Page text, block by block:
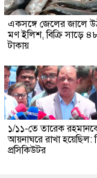
একসঙ্গে জেলের জালে
মণ ইলিশ, বিক্রি সাড়ে
টাকায়
১/১১-তে তারেক
আয়নাঘরে রাখা হয়েছিল:
প্রসিকিউটর